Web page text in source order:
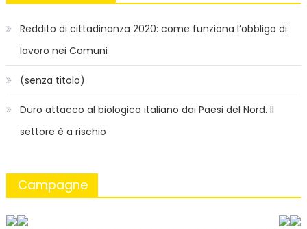
Reddito di cittadinanza 2020: come funziona l’obbligo di
lavoro nei Comuni
(senza titolo)
Duro attacco al biologico italiano dai Paesi del Nord. Il
settore è a rischio
Campagne